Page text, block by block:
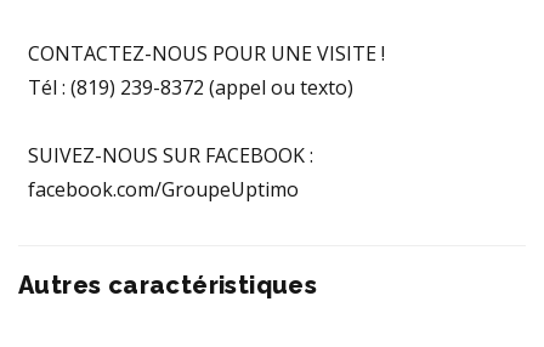
CONTACTEZ-NOUS POUR UNE VISITE !
Tél : (819) 239-8372 (appel ou texto)
SUIVEZ-NOUS SUR FACEBOOK :
facebook.com/GroupeUptimo
Autres caractéristiques